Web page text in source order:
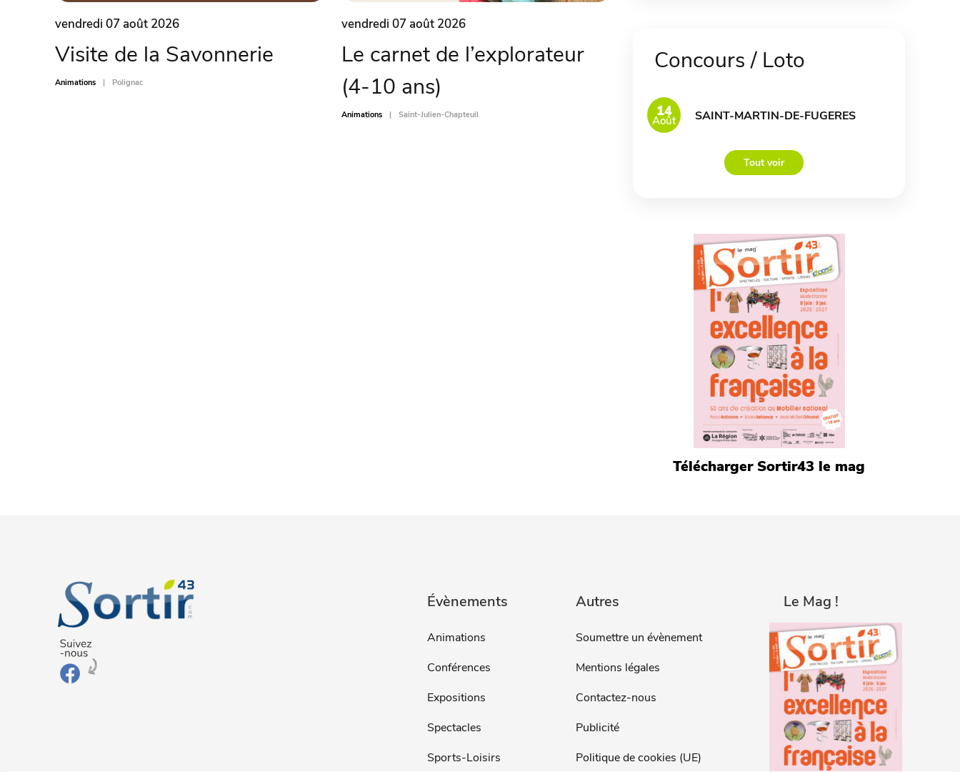
vendredi 07 août 2026
Visite de la Savonnerie
Animations Polignac
vendredi 07 août 2026
Le carnet de l’explorateur
(4-10 ans)
Animations Saint-Julien-Chapteuil
Concours / Loto
14
Août SAINT-MARTIN-DE-FUGERES
Tout voir
Télécharger Sortir43 le mag
Évènements
Animations
Conférences
Expositions
Spectacles
Sports-Loisirs
Autres
Soumettre un évènement
Mentions légales
Contactez-nous
Publicité
Politique de cookies (UE)
Le Mag !